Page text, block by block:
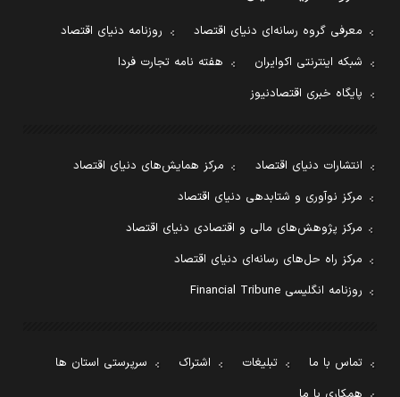
معرفی گروه رسانه‌ای دنیای اقتصاد
روزنامه دنیای اقتصاد
شبکه اینترنتی اکوایران
هفته نامه تجارت فردا
پایگاه خبری اقتصادنیوز
انتشارات دنیای اقتصاد
مرکز همایش‌های دنیای اقتصاد
مرکز نوآوری و شتابدهی دنیای اقتصاد
مرکز پژوهش‌های مالی و اقتصادی دنیای اقتصاد
مرکز راه حل‌های رسانه‌ای دنیای اقتصاد
روزنامه انگلیسی Financial Tribune
تماس با ما تبلیغات اشتراک
سرپرستی استان ها